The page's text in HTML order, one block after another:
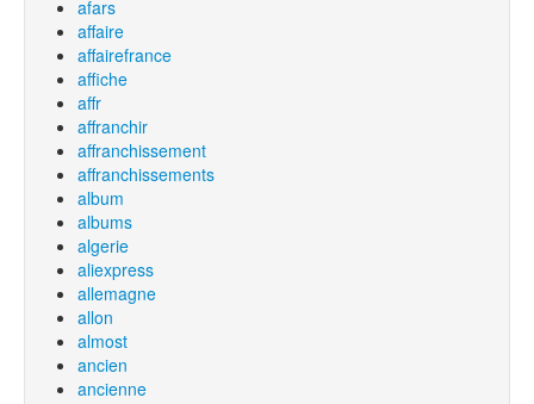
afars
affaire
affairefrance
affiche
affr
affranchir
affranchissement
affranchissements
album
albums
algerie
aliexpress
allemagne
allon
almost
ancien
ancienne